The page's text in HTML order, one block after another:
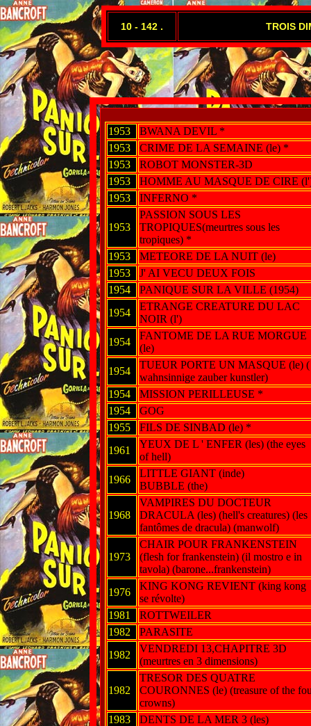
10 - 142 . TROIS
1953
BWANA DEVIL *
1953
CRIME DE LA SEMAINE (le) *
1953
ROBOT MONSTER-3D
1953
HOMME AU MASQUE DE CIRE
1953
INFERNO *
1953
PASSION SOUS LES
TROPIQUES(meurtres sous les
tropiques) *
1953
METEORE DE LA NUIT (le)
1953
J' AI VECU DEUX FOIS
1954
PANIQUE SUR LA VILLE (1954)
1954
ETRANGE CREATURE DU LAC
NOIR (l')
1954
FANTOME DE LA RUE MORGUE
(le)
1954
TUEUR PORTE UN MASQUE (le) (
wahnsinnige zauber kunstler)
1954
MISSION PERILLEUSE *
1954
GOG
1955
FILS DE SINBAD (le) *
1961
YEUX DE L ' ENFER (les) (the eyes
of hell)
1966
LITTLE GIANT (inde)
BUBBLE (the)
1968
VAMPIRES DU DOCTEUR
DRACULA (les) (hell's creatures) (les
fantômes de dracula) (manwolf)
1973
CHAIR POUR FRANKENSTEIN
(flesh for frankenstein) (il mostro e in
tavola) (barone...frankenstein)
1976
KING KONG REVIENT (king kong
se révolte)
1981
ROTTWEILER
1982
PARASITE
1982
VENDREDI 13,CHAPITRE 3D
(meurtres en 3 dimensions)
1982
TRESOR DES QUATRE
COURONNES (le) (treasure of the
crowns)
1983
DENTS DE LA MER 3 (les)